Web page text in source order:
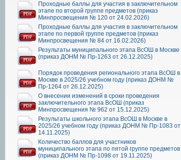
Проходные баллы для участия в заключительном
этапе по второй группе предметов (приказ
Минпросвещения № 120 от 24.02.2026)
Проходные баллы для участия в заключительном
этапе по первой группе предметов (приказ
Минпросвещения № 84 от 16.02.2026)
Результаты муниципального этапа ВсОШ в Москве
(приказ ДОНМ № Пр-1263 от 26.12.2025)
Порядок проведения регионального этапа ВсОШ в
Москве в 2025/26 учебном году (приказ ДОНМ №
Пр-1264 от 26.12.2025)
О внесении изменений в сроки проведения
заключительного этапа ВсОШ (приказ
Минпросвещения № 962 от 15.12.2025)
Результаты школьного этапа ВсОШ в Москве в
2025/26 учебном году (приказ ДОНМ № Пр-1083 от
14.11.2025)
Количество баллов для участников
муниципального этапа по пятой группе предметов
(приказ ДОНМ № Пр-1098 от 19.11.2025)